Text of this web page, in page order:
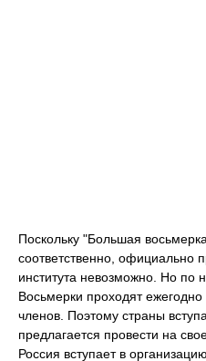
Поскольку "Большая
соответственно, официально
института невозможно. Но по
Восьмерки проходят
членов. Поэтому страны
предлагается провести на
Россия вступает в